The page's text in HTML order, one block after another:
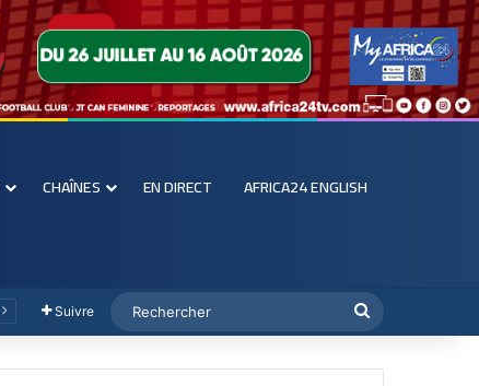
CHAÎNES EN DIRECT AFRICA24 ENGLISH
Suivre